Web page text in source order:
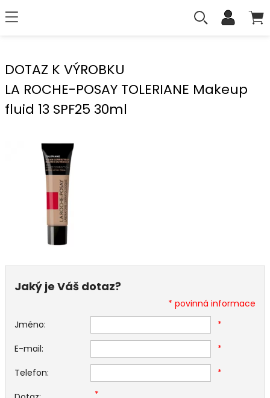
DOTAZ K VÝROBKU
LA ROCHE-POSAY TOLERIANE Makeup
fluid 13 SPF25 30ml
Jaký je Váš dotaz?
* povinná informace
Jméno:
*
E-mail:
*
Telefon:
*
*